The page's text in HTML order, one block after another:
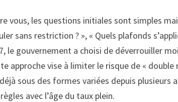
vous, les questions initiales sont simples
sans restriction ? », « Quels plafonds
le gouvernement a choisi de déverrouiller
approche vise à limiter le risque de «
sous des formes variées depuis plusieurs
avec l’âge du taux plein.